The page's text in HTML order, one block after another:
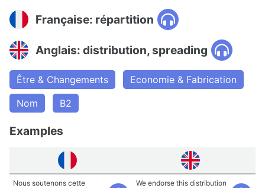
Française: répartition
Anglais: distribution, spreading
Être & Changements
Economie & Fabrication
Nom
B2
Examples
Nous soutenons cette
We endorse this distribution